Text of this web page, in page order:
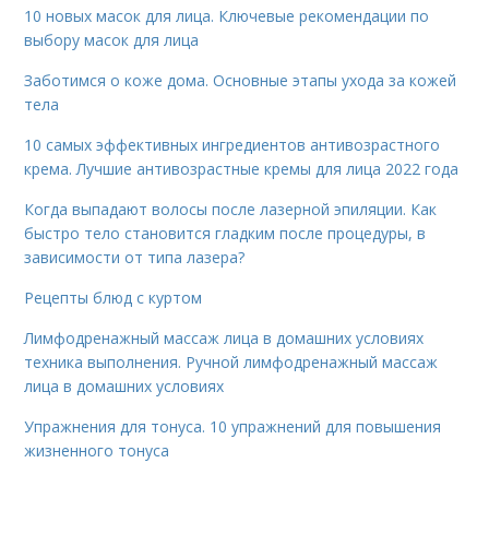
10 новых масок для лица. Ключевые рекомендации по
выбору масок для лица
Заботимся о коже дома. Основные этапы ухода за кожей
тела
10 самых эффективных ингредиентов антивозрастного
крема. Лучшие антивозрастные кремы для лица 2022 года
Когда выпадают волосы после лазерной эпиляции. Как
быстро тело становится гладким после процедуры, в
зависимости от типа лазера?
Рецепты блюд с куртом
Лимфодренажный массаж лица в домашних условиях
техника выполнения. Ручной лимфодренажный массаж
лица в домашних условиях
Упражнения для тонуса. 10 упражнений для повышения
жизненного тонуса